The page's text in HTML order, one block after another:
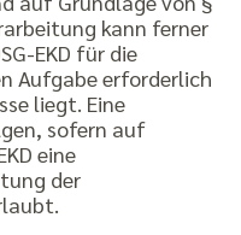
kann ferner
EKD für die
Aufgabe erforderlich
liegt. Eine
sofern auf
eine
der